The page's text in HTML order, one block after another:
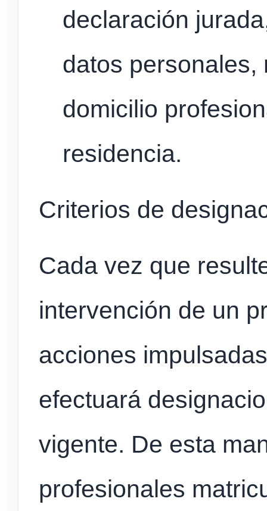
declaración
datos personales,
domicilio
residencia.
Criterios de
Cada vez que
intervención de un
acciones
efectuará
vigente. De esta
profesionales